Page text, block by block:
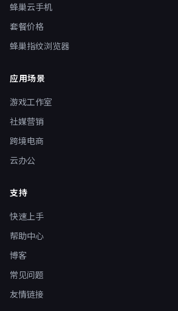
蜂巢云手机
套餐价格
蜂巢指纹浏览器
应用场景
游戏工作室
社媒营销
跨境电商
云办公
支持
快速上手
帮助中心
博客
常见问题
友情链接